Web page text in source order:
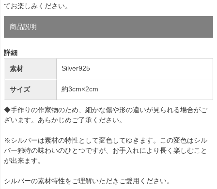
てお楽しみください。
商品説明
詳細
素材 Silver925
サイズ 約3cm×2cm
◆手作りの作家物のため、細かな傷や形の違いが見られる場合がご
ざいます。あらかじめご了承ください。
※シルバーは素材の特性として変色してゆきます。この変色はシル
バー独特の味わいのひとつですが、お手入れにより長く楽しむこと
が出来ます。
シルバーの素材特性をご理解いただきご愛用ください。